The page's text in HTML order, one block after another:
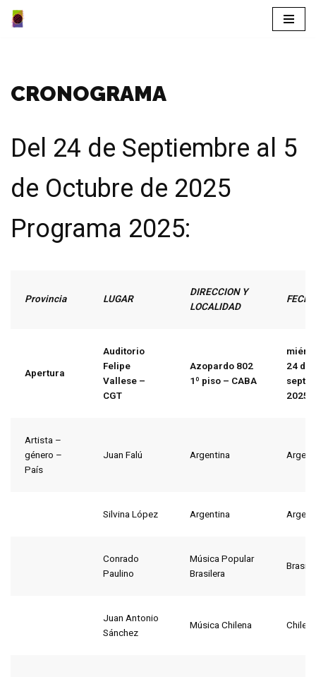
CRONOGRAMA
Del 24 de Septiembre al 5
de Octubre de 2025
Programa 2025:
Provincia LUGAR
DIRECCION Y
LOCALIDAD
FECHA
Apertura
Auditorio
Felipe
Vallese –
CGT
Azopardo 802
1º piso – CABA
24 de
2025
Artista –
género –
País
Juan Falú Argentina
Silvina López Argentina
Conrado
Paulino
Música Popular
Brasilera
Brasil
Juan Antonio
Sánchez
Música Chilena Chile